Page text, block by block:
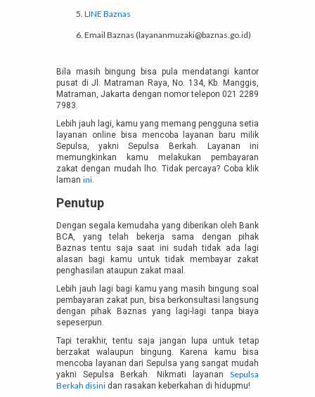
LINE Baznas
Email Baznas (layananmuzaki@baznas.go.id)
Bila masih bingung bisa pula mendatangi kantor
pusat di Jl. Matraman Raya, No. 134, Kb. Manggis,
Matraman, Jakarta dengan nomor telepon 021 2289
7983.
Lebih jauh lagi, kamu yang memang pengguna setia
layanan online bisa mencoba layanan baru milik
Sepulsa, yakni Sepulsa Berkah. Layanan ini
memungkinkan kamu melakukan pembayaran
zakat dengan mudah lho. Tidak percaya? Coba klik
laman ini
Penutup
Dengan segala kemudaha yang diberikan oleh Bank
BCA, yang telah bekerja sama dengan pihak
Baznas tentu saja saat ini sudah tidak ada lagi
alasan bagi kamu untuk tidak membayar zakat
penghasilan ataupun zakat maal.
Lebih jauh lagi bagi kamu yang masih bingung soal
pembayaran zakat pun, bisa berkonsultasi langsung
dengan pihak Baznas yang lagi-lagi tanpa biaya
sepeserpun.
Tapi terakhir, tentu saja jangan lupa untuk tetap
berzakat walaupun bingung. Karena kamu bisa
mencoba layanan dari Sepulsa yang sangat mudah
yakni Sepulsa Berkah. Nikmati layanan Sepulsa
Berkah disini dan rasakan keberkahan di hidupmu!